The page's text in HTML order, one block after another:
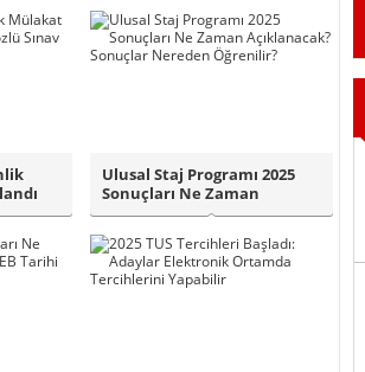
Ulusal Staj Programı 2025
Sonuçları Ne Zaman
Açıklanacak? So..